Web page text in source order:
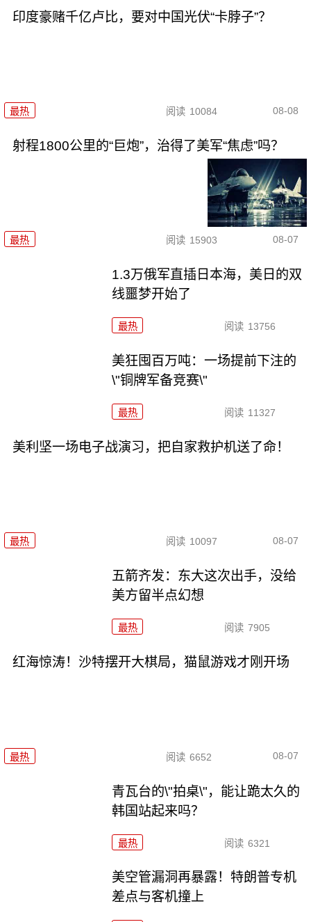
印度豪赌千亿卢比，要对中国光伏“卡脖子”？
最热 阅读 10084 08-08
射程1800公里的“巨炮”，治得了美军“焦虑”吗？
最热 阅读 15903 08-07
1.3万俄军直插日本海，美日的双
线噩梦开始了
最热 阅读 13756
美狂囤百万吨：一场提前下注的
\"铜牌军备竞赛\"
最热 阅读 11327
美利坚一场电子战演习，把自家救护机送了命！
最热 阅读 10097 08-07
五箭齐发：东大这次出手，没给
美方留半点幻想
最热 阅读 7905
红海惊涛！沙特摆开大棋局，猫鼠游戏才刚开场
最热 阅读 6652 08-07
青瓦台的\"拍桌\"，能让跪太久的
韩国站起来吗？
最热 阅读 6321
美空管漏洞再暴露！特朗普专机
差点与客机撞上